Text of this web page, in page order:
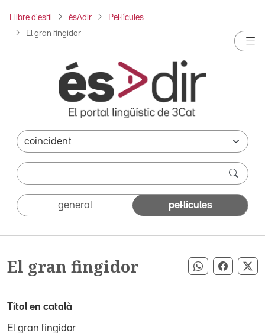
Llibre d'estil ésAdir Pel·lícules
El gran fingidor
general pel·lícules
El gran fingidor Compartir
Títol en català
El gran fingidor